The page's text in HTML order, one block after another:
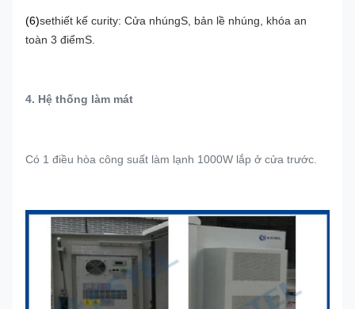
(6)sethiết kế curity: Cửa nhúngS , bản lề nhúng, khóa an
toàn 3 điểmS.
4. Hệ thống làm mát
Có 1 điều hòa công suất làm lạnh 1000W lắp ở cửa trước.